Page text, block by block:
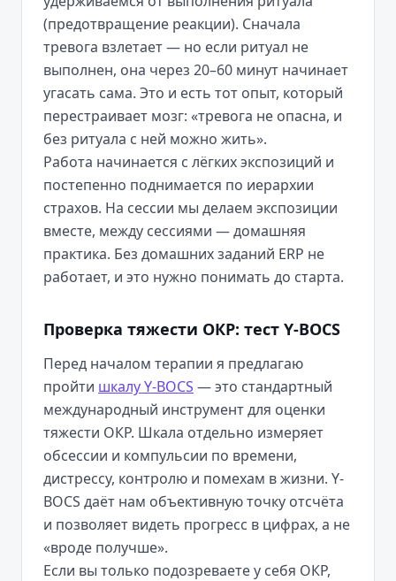
(предотвращение реакции). Сначала
тревога взлетает — но если ритуал не
выполнен, она через 20–60 минут начинает
угасать сама. Это и есть тот опыт, который
перестраивает мозг: «тревога не опасна, и
без ритуала с ней можно жить».
Работа начинается с лёгких экспозиций и
постепенно поднимается по иерархии
страхов. На сессии мы делаем экспозиции
вместе, между сессиями — домашняя
практика. Без домашних заданий ERP не
работает, и это нужно понимать до старта.
Проверка тяжести ОКР: тест Y-BOCS
Перед началом терапии я предлагаю
пройти шкалу Y-BOCS — это стандартный
международный инструмент для оценки
тяжести ОКР. Шкала отдельно измеряет
обсессии и компульсии по времени,
дистрессу, контролю и помехам в жизни. Y-
BOCS даёт нам объективную точку отсчёта
и позволяет видеть прогресс в цифрах, а не
«вроде получше».
Если вы только подозреваете у себя ОКР,